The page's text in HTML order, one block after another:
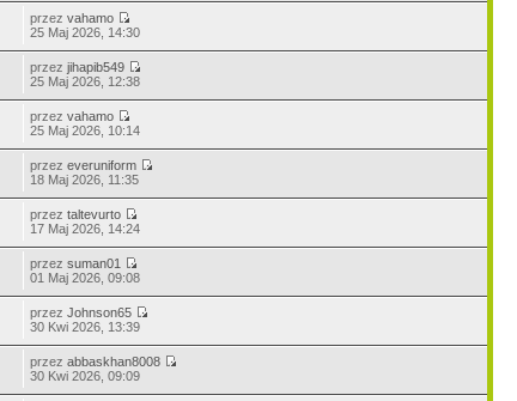
przezvahamo
25 Maj 2026, 14:30
przezjihapib549
25 Maj 2026, 12:38
przezvahamo
25 Maj 2026, 10:14
przezeveruniform
18 Maj 2026, 11:35
przeztaltevurto
17 Maj 2026, 14:24
przezsuman01
01 Maj 2026, 09:08
przezJohnson65
30 Kwi 2026, 13:39
przezabbaskhan8008
30 Kwi 2026, 09:09